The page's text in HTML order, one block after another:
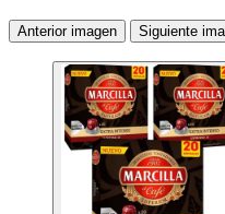
Anterior imagen Siguiente